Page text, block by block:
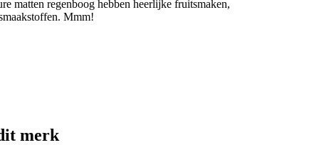
matten regenboog hebben heerlijke fruitsmaken,
Mmm!
merk